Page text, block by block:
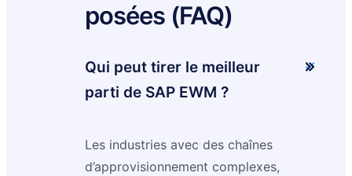
posées (FAQ)
Qui peut tirer le meilleur
parti de SAP EWM ?
Les industries avec des chaînes
d’approvisionnement complexes,